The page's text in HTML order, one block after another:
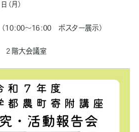
（月）
10：00～16：00 ポスター展示）
２階大会議室